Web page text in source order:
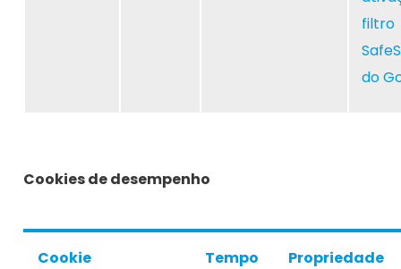
filtro
do
Cookies de desempenho
Cookie Tempo Propriedade